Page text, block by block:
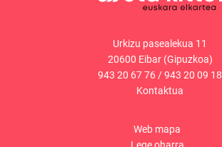
Urkizu pasealekua 11
20600 Eibar (Gipuzkoa)
943 20 67 76 /943 20 09 18
Kontaktua
Web mapa
Lege oharra